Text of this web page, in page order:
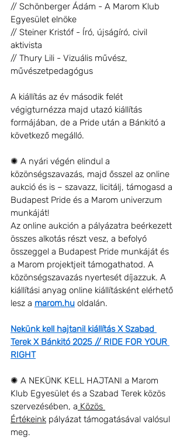
// Schönberger Ádám - A Marom Klub
Egyesület elnöke
// Steiner Kristóf - Író, újságíró, civil
aktivista
// Thury Lili - Vizuális művész,
művészetpedagógus
A kiállítás az év második felét
végigturnézza majd utazó kiállítás
formájában, de a Pride után a Bánkitó a
következő megálló.
✺ A nyári végén elindul a
közönségszavazás, majd ősszel az online
aukció és is – szavazz, licitálj, támogasd a
Budapest Pride és a Marom univerzum
munkáját!
Az online aukción a pályázatra beérkezett
összes alkotás részt vesz, a befolyó
összeggel a Budapest Pride munkáját és
a Marom projektjeit támogathatod. A
közönségszavazás nyertesét díjazzuk. A
kiállítási anyag online kiállításként elérhető
lesz a marom.hu oldalán.
Nekünk kell hajtani! kiállítás X Szabad
Terek X Bánkitó 2025 // RIDE FOR YOUR
RIGHT
✺ A NEKÜNK KELL HAJTANI a Marom
Klub Egyesület és a Szabad Terek közös
szervezésében, a Közös
Értékeink pályázat támogatásával valósul
meg.